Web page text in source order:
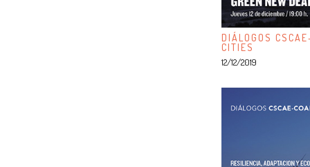
DIÁLOGOS
CITIES
12/12/2019